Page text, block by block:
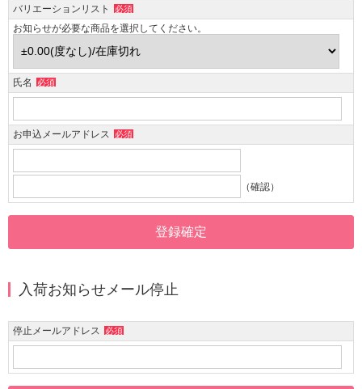
バリエーションリスト 必須
お知らせが必要な商品を選択してください。
氏名 必須
お申込メールアドレス 必須
（確認）
入荷お知らせメール停止
停止メールアドレス 必須